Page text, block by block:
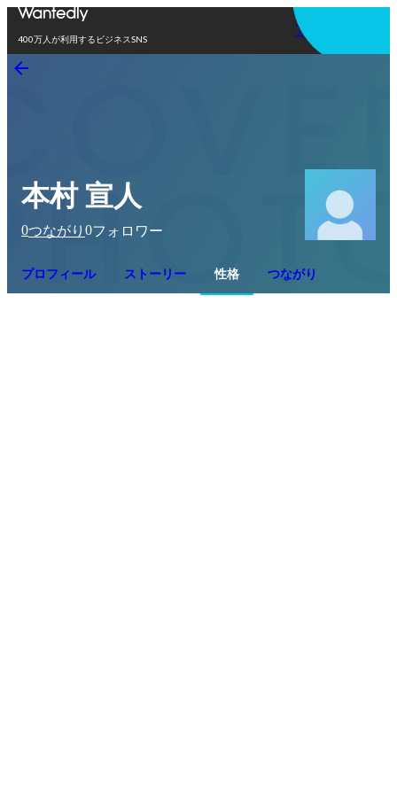
400万人が利用するビジネスSNS
アプリを使う
本村 宣人
0つながり 0フォロワー
プロフィール ストーリー 性格 つながり